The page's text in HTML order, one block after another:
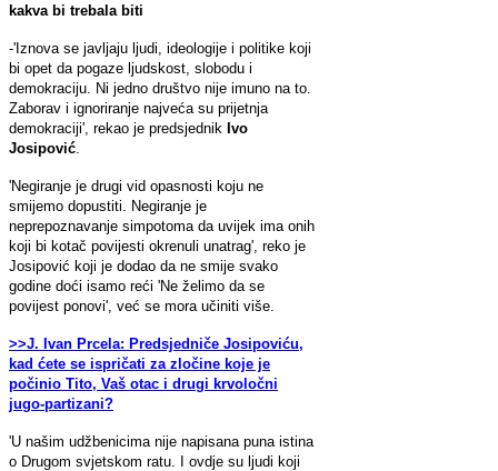
kakva bi trebala biti
-'Iznova se javljaju ljudi, ideologije i politike koji
bi opet da pogaze ljudskost, slobodu i
demokraciju. Ni jedno društvo nije imuno na to.
Zaborav i ignoriranje najveća su prijetnja
demokraciji', rekao je predsjednik Ivo
Josipović
'Negiranje je drugi vid opasnosti koju ne
smijemo dopustiti. Negiranje je
neprepoznavanje simpotoma da uvijek ima onih
koji bi kotač povijesti okrenuli unatrag', reko je
Josipović koji je dodao da ne smije svako
godine doći isamo reći 'Ne želimo da se
povijest ponovi', već se mora učiniti više.
>>J. Ivan Prcela: Predsjedniče Josipoviću,
kad ćete se ispričati za zločine koje je
počinio Tito, Vaš otac i drugi krvoločni
jugo-partizani?
'U našim udžbenicima nije napisana puna istina
o Drugom svjetskom ratu. I ovdje su ljudi koji